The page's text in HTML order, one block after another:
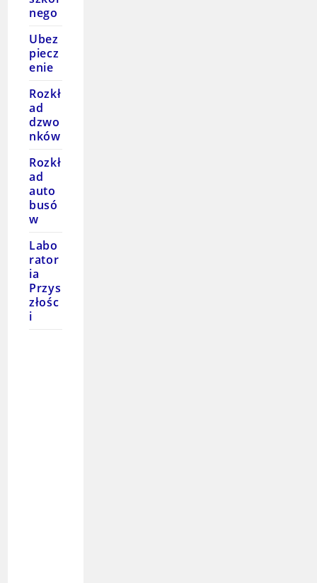
nego
Ubez
piecz
enie
Rozkł
ad
dzwo
nków
Rozkł
ad
auto
busó
w
Labo
rator
ia
Przys
złośc
i